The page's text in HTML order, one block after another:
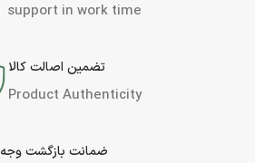
support in work time
تضمین اصالت کالا
Product Authenticity
ضمانت بازگشت وجه